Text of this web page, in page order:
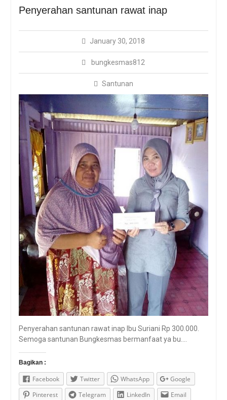
Kotaku Lebak Adakan
Sosialisasi Bungkemas
Kesehatan Covid-19
Penyerahan santunan rawat inap
January 30, 2018
bungkesmas812
Santunan
Penyerahan santunan rawat inap Ibu Suriani Rp 300.000.
Semoga santunan Bungkesmas bermanfaat ya bu….
Bagikan :
Facebook Twitter WhatsApp
Google
Pinterest
Telegram LinkedIn Email